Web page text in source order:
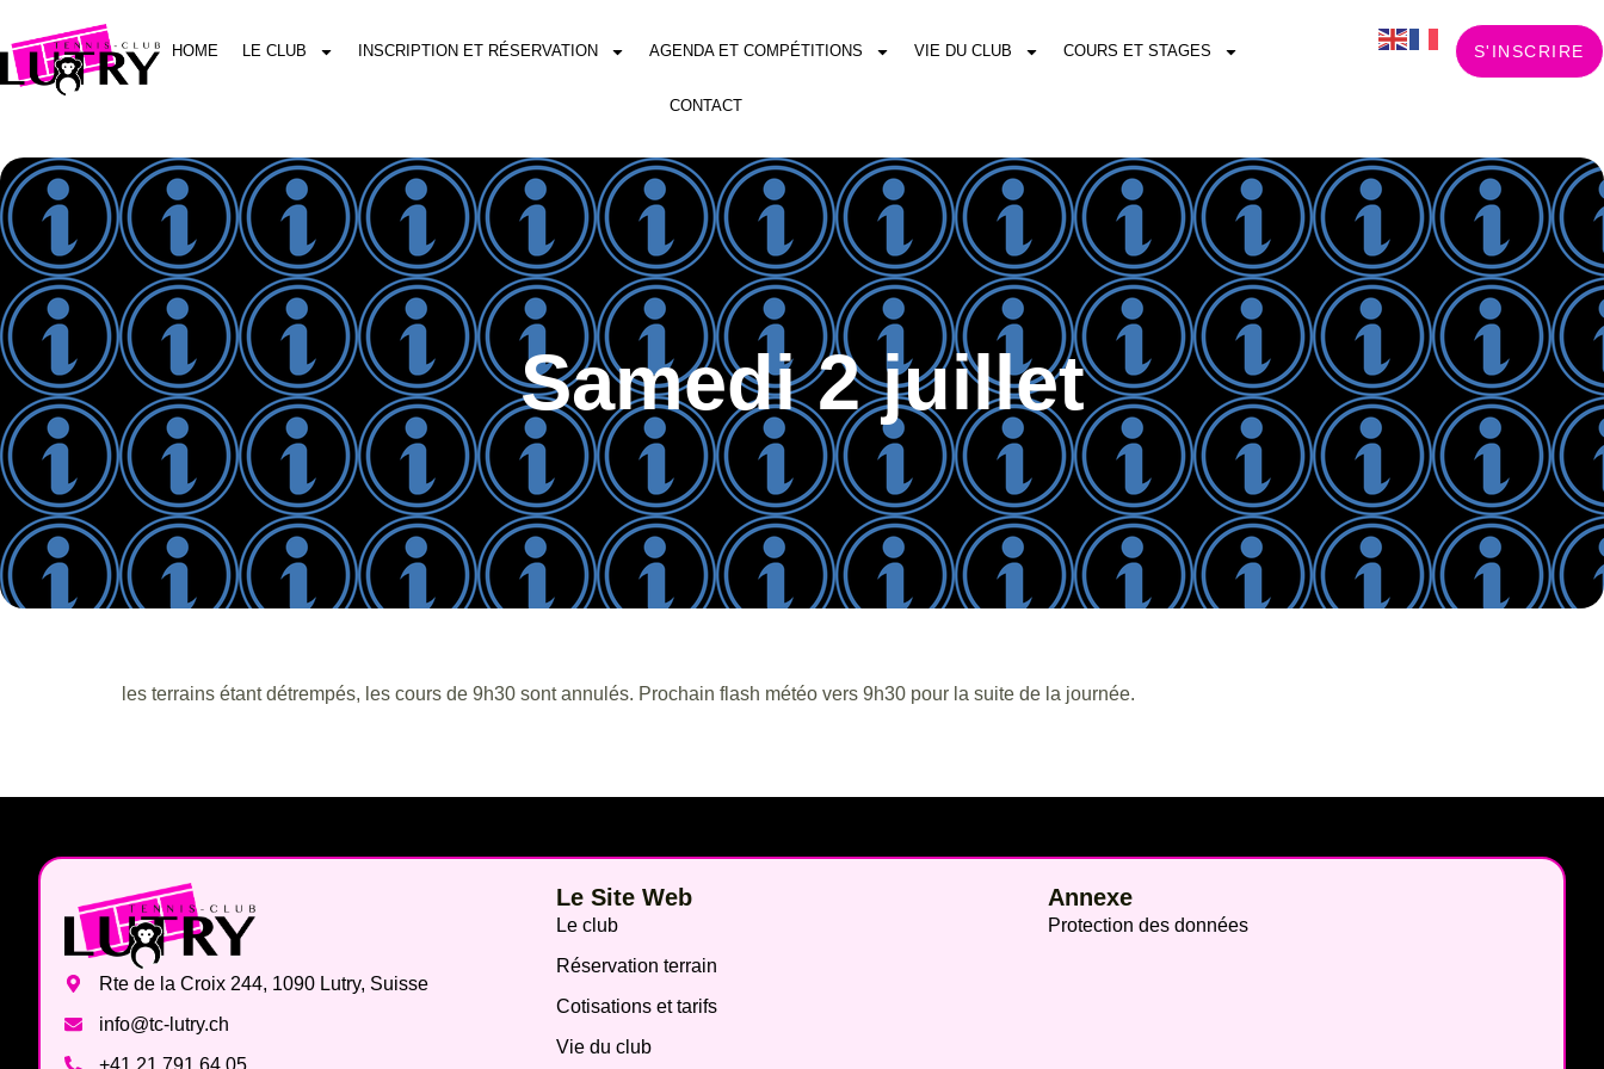
HOME LE CLUB INSCRIPTION ET RÉSERVATION AGENDA ET COMPÉTITIONS VIE DU CLUB COURS ET STAGES
CONTACT
S'INSCRIRE
Samedi 2 juillet
les terrains étant détrempés, les cours de 9h30 sont annulés. Prochain flash météo vers 9h30 pour la suite de la journée.
Rte de la Croix 244, 1090 Lutry, Suisse
info@tc-lutry.ch
+41 21 791 64 05
Le Site Web
Le club
Réservation terrain
Cotisations et tarifs
Vie du club
Annexe
Protection des données